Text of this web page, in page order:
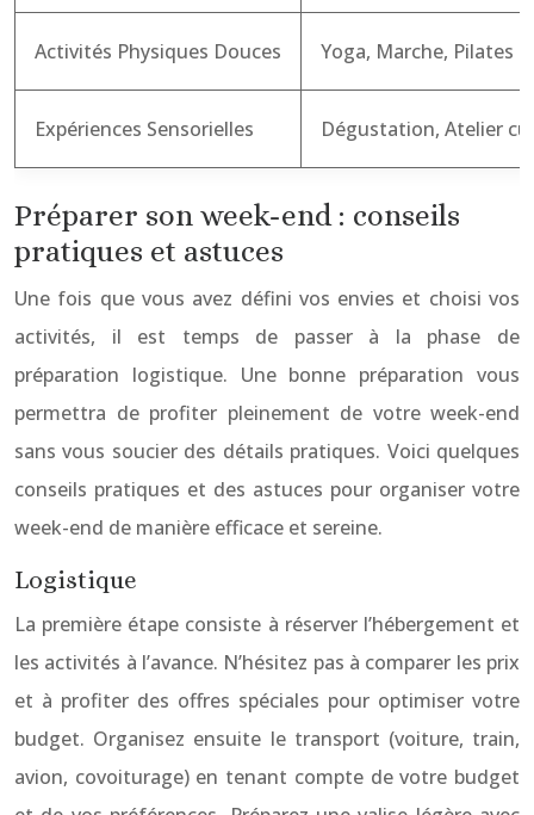
Activités Physiques Douces Yoga, Marche, Pilates
Expériences Sensorielles Dégustation, Atelier
Préparer son week-end : conseils
pratiques et astuces
Une fois que vous avez défini vos envies et choisi vos
activités, il est temps de passer à la phase de
préparation logistique. Une bonne préparation vous
permettra de profiter pleinement de votre week-end
sans vous soucier des détails pratiques. Voici quelques
conseils pratiques et des astuces pour organiser votre
week-end de manière efficace et sereine.
Logistique
La première étape consiste à réserver l’hébergement et
les activités à l’avance. N’hésitez pas à comparer les prix
et à profiter des offres spéciales pour optimiser votre
budget. Organisez ensuite le transport (voiture, train,
avion, covoiturage) en tenant compte de votre budget